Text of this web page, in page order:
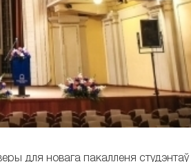
для новага пакалленя